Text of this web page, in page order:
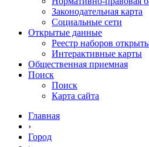
Законодательная карта
Социальные сети
Открытые данные
Реестр наборов
Интерактивные карты
Общественная приемная
Поиск
Поиск
Карта сайта
Главная
›
Город